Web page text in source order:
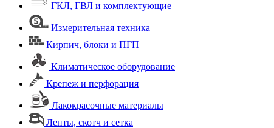
ГКЛ, ГВЛ и комплектующие
Измерительная техника
Кирпич, блоки и ПГП
Климатическое оборудование
Крепеж и перфорация
Лакокрасочные материалы
Ленты, скотч и сетка